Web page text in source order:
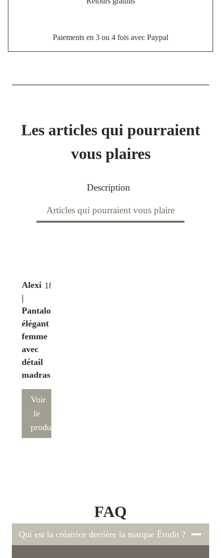
Paiements en 3 ou 4 fois avec Paypal
Les articles qui pourraient
vous plaires
Description
Articles qui pourraient vous plaire
Alexi
|
Pantalon
élégant
femme
avec
détail
madras
186€
Voir
le
produit
FAQ
Qui est la créatrice derrière la marque Érudit ?